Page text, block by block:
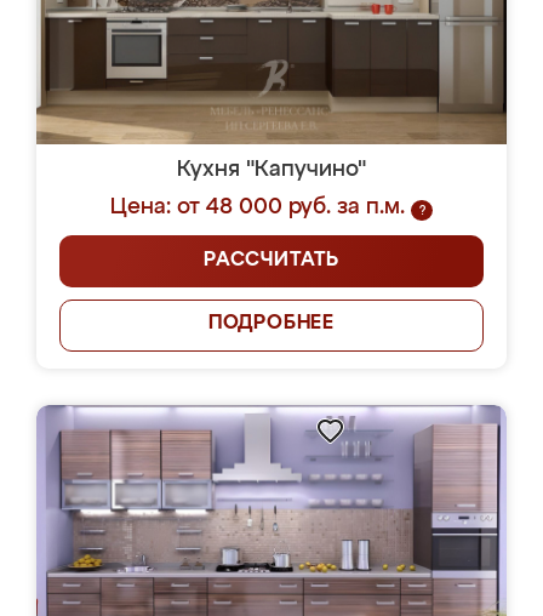
Кухня "Капучино"
Цена: от 48 000 руб. за п.м.
?
РАССЧИТАТЬ
ПОДРОБНЕЕ